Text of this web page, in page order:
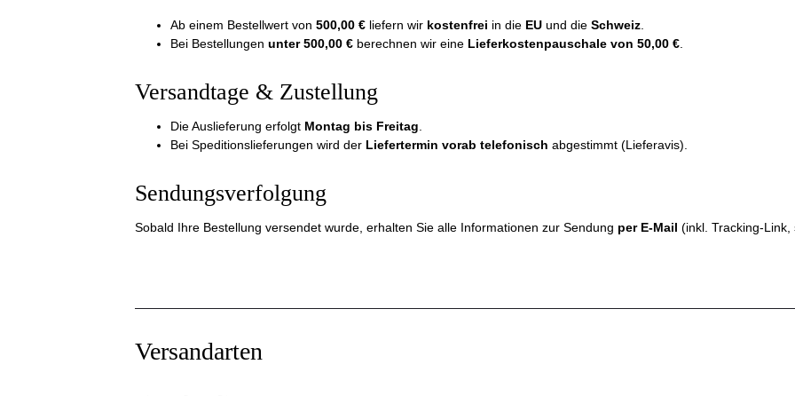
Ab einem Bestellwert von 500,00 € liefern wir kostenfrei in die EU und die Schweiz
Bei Bestellungen unter 500,00 € berechnen wir eine Lieferkostenpauschale von 50,00 €
Versandtage & Zustellung
Die Auslieferung erfolgt Montag bis Freitag
Bei Speditionslieferungen wird der Liefertermin vorab telefonisch abgestimmt (Lieferavis).
Sendungsverfolgung
Sobald Ihre Bestellung versendet wurde, erhalten Sie alle Informationen zur Sendung per E-Mail (inkl. Tracking-
Versandarten